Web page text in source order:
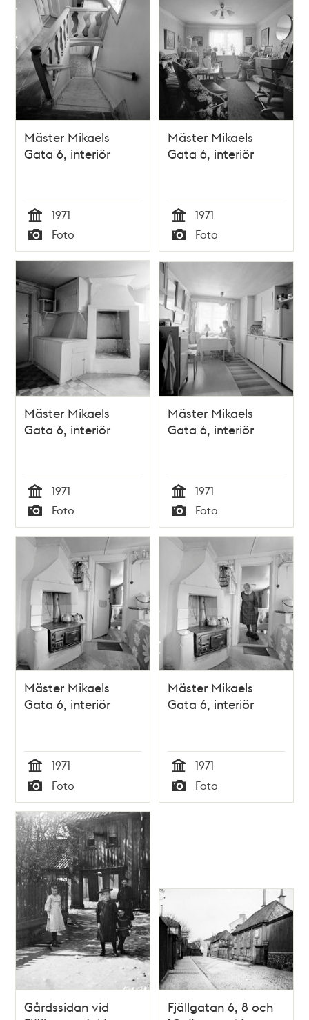
Mäster Mikaels
Gata 6, interiör
Tid
1971
Typ
Foto
Mäster Mikaels
Gata 6, interiör
Tid
1971
Typ
Foto
Mäster Mikaels
Gata 6, interiör
Tid
1971
Typ
Foto
Mäster Mikaels
Gata 6, interiör
Tid
1971
Typ
Foto
Mäster Mikaels
Gata 6, interiör
Tid
1971
Typ
Foto
Mäster Mikaels
Gata 6, interiör
Tid
1971
Typ
Foto
Gårdssidan vid
Fjällgatan 6, 8 och